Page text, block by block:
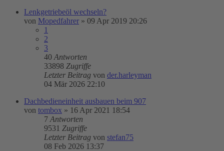
Lenkgetriebeöl wechseln?
von Mopedfahrer » 09 Apr 2019 20:26
1
2
3
40 Antworten
33898 Zugriffe
Letzter Beitrag von der.harleyman
04 Mär 2026 22:10
Dachbedieneinheit ausbauen beim 907
von tombox » 16 Apr 2021 18:54
7 Antworten
9531 Zugriffe
Letzter Beitrag von stefan75
08 Feb 2026 13:37